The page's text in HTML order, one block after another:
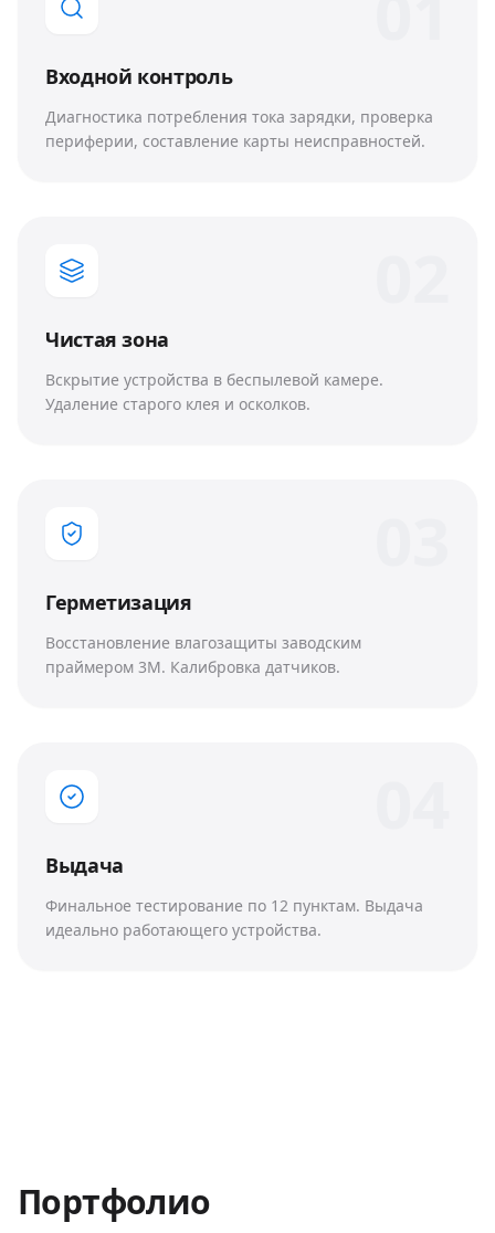
Входной контроль
Диагностика потребления тока зарядки, проверка
периферии, составление карты неисправностей.
Чистая зона
Вскрытие устройства в беспылевой камере.
Удаление старого клея и осколков.
Герметизация
Восстановление влагозащиты заводским
праймером 3M. Калибровка датчиков.
Выдача
Финальное тестирование по 12 пунктам. Выдача
идеально работающего устройства.
Портфолио